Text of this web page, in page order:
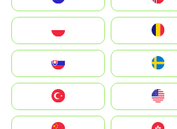
United States